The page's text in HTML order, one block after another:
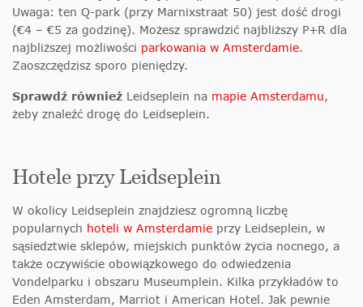
Uwaga: ten Q-park (przy Marnixstraat 50) jest dość drogi
(€4 – €5 za godzinę). Możesz sprawdzić najbliższy P+R dla
najbliższej możliwości parkowania w Amsterdamie.
Zaoszczędzisz sporo pieniędzy.
Sprawdź również Leidseplein na mapie Amsterdamu,
żeby znaleźć drogę do Leidseplein.
Hotele przy Leidseplein
W okolicy Leidseplein znajdziesz ogromną liczbę
popularnych hoteli w Amsterdamie przy Leidseplein, w
sąsiedztwie sklepów, miejskich punktów życia nocnego, a
także oczywiście obowiązkowego do odwiedzenia
Vondelparku i obszaru Museumplein. Kilka przykładów to
Eden Amsterdam, Marriot i American Hotel. Jak pewnie